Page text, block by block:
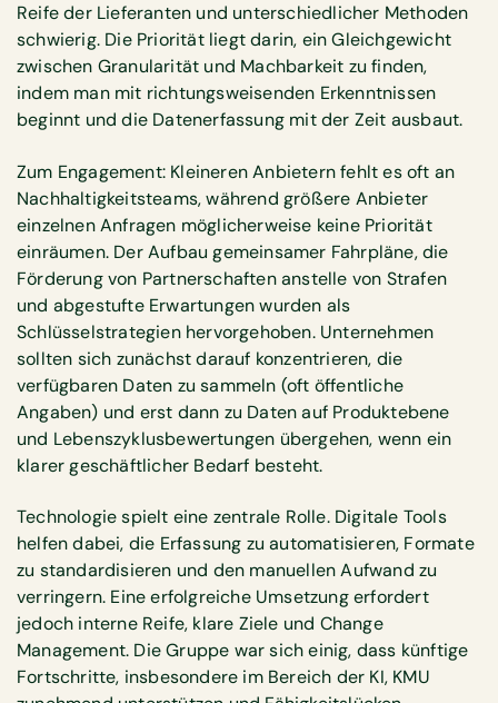
Reife der Lieferanten und unterschiedlicher Methoden
schwierig. Die Priorität liegt darin, ein Gleichgewicht
zwischen Granularität und Machbarkeit zu finden,
indem man mit richtungsweisenden Erkenntnissen
beginnt und die Datenerfassung mit der Zeit ausbaut.
Zum Engagement: Kleineren Anbietern fehlt es oft an
Nachhaltigkeitsteams, während größere Anbieter
einzelnen Anfragen möglicherweise keine Priorität
einräumen. Der Aufbau gemeinsamer Fahrpläne, die
Förderung von Partnerschaften anstelle von Strafen
und abgestufte Erwartungen wurden als
Schlüsselstrategien hervorgehoben. Unternehmen
sollten sich zunächst darauf konzentrieren, die
verfügbaren Daten zu sammeln (oft öffentliche
Angaben) und erst dann zu Daten auf Produktebene
und Lebenszyklusbewertungen übergehen, wenn ein
klarer geschäftlicher Bedarf besteht.
Technologie spielt eine zentrale Rolle. Digitale Tools
helfen dabei, die Erfassung zu automatisieren, Formate
zu standardisieren und den manuellen Aufwand zu
verringern. Eine erfolgreiche Umsetzung erfordert
jedoch interne Reife, klare Ziele und Change
Management. Die Gruppe war sich einig, dass künftige
Fortschritte, insbesondere im Bereich der KI, KMU